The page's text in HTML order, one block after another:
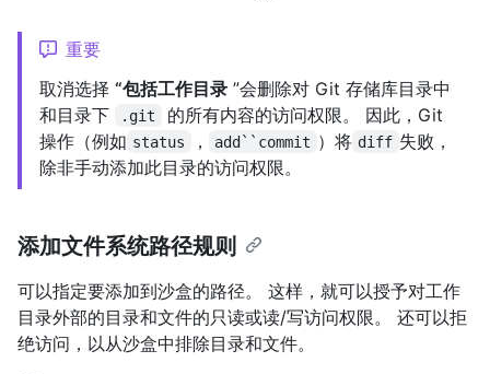
重要
取消选择 “包括工作目录 ”会删除对 Git 存储库目录中
和目录下
.git
的所有内容的访问权限。 因此，Git
操作（例如 status ， add``commit ）将 diff 失败，
除非手动添加此目录的访问权限。
添加文件系统路径规则
可以指定要添加到沙盒的路径。 这样，就可以授予对工作
目录外部的目录和文件的只读或读/写访问权限。 还可以拒
绝访问，以从沙盒中排除目录和文件。